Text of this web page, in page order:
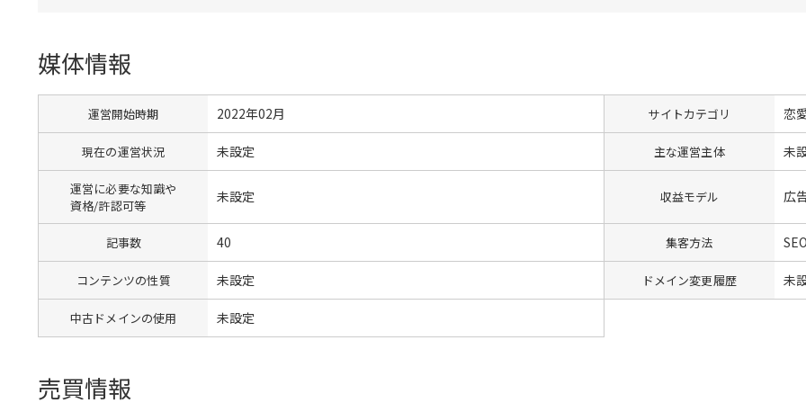
媒体情報
運営開始時期 2022年02月 サイトカテゴリ 恋
現在の運営状況 未設定 主な運営主体 未
運営に必要な知識や
資格/許認可等
未設定 収益モデル 広
記事数 40 集客方法 SEO
コンテンツの性質 未設定 ドメイン変更履歴 未
中古ドメインの使用 未設定
売買情報